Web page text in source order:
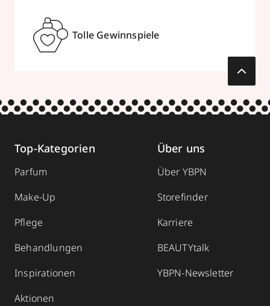
Tolle Gewinnspiele
Top-Kategorien
Parfum
Make-Up
Pflege
Behandlungen
Inspirationen
Aktionen
Über uns
Über YBPN
Storefinder
Karriere
BEAUTYtalk
YBPN-Newsletter